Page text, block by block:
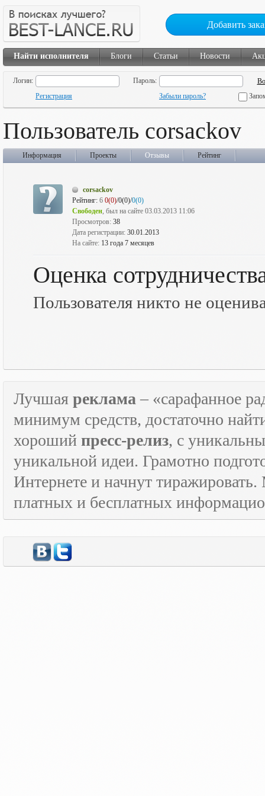
Добавить
Найти исполнителя Блоги Статьи Новости
Логин:
Пароль:
Регистрация
Забыли пароль?
Пользователь corsackov
Информация Проекты Отзывы Рейтинг
corsackov
Рейтинг: 6 0(0)/0(0)/0(0)
Свободен, был на сайте 03.03.2013 11:06
Просмотров: 38
Дата регистрации: 30.01.2013
На сайте: 13 года 7 месяцев
Оценка
Пользователя никто не
Лучшая реклама – «сарафанное
минимум средств, достаточно
хороший пресс-релиз, с
уникальной идеи. Грамотно
Интернете и начнут
платных и бесплатных